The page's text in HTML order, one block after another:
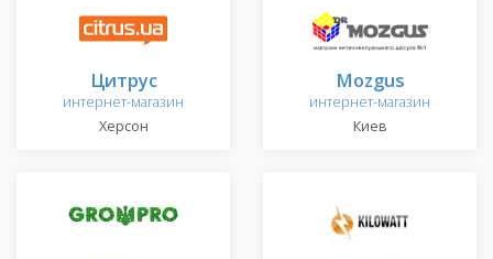
Цитрус
интернет-магазин
Херсон
Mozgus
интернет-магазин
Киев